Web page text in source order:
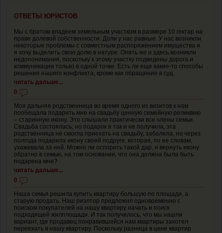
ОТВЕТЫ ЮРИСТОВ
Мы с братом владеем земельным участком в размере 10 гектар на
праве долевой собственности. Доли у нас равные. У нас возникли
некоторые проблемы с совместным распоряжением имущества и
я хочу выделить свою долю в натуре. Опять же и здесь возникли
недопонимания, поскольку к этому участку подведены дорога и
коммуникации только в одной точке. Есть ли еще какие-то способы
решения нашего конфликта, кроме как обращение в суд.
читать дальше...
0
Моя дальняя родственница во время одного из визитов к нам
пообещала подарить мне на свадьбу ценную семейную реликвию
– старинную икону. Это слышали практически все члены семьи.
Свадьба состоялась, но подарок я так и не получила, эта
родственница не смогла приехать на свадьбу, заболела, но через
полгода подарила икону своей подруге, которая, по ее словам,
ухаживала за ней. Можно ли оспорить такой дар, и вернуть икону
обратно в семью, на том основании, что она должна была быть
подарена мне?
читать дальше...
0
Наша семья решила купить квартиру большую по площади, а
старую продать. Наш риэлтор предложил одновременно с
поиском покупателей на нашу квартиру начать и поиск
подходящей жилплощади. И так получилось, что мы нашли
вариант, где продавец понравившейся нам квартиры захотел
переехать в нашу квартиру. Поскольку разница в цене квартир